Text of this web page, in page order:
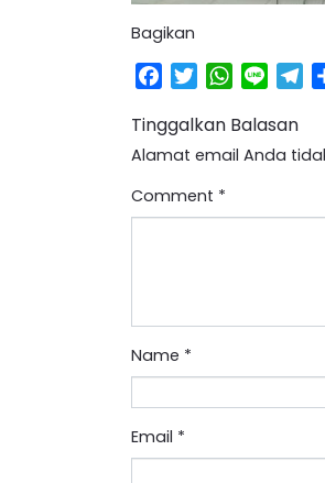
Bagikan
Facebook
TwitterWhatsApp
Line
Tinggalkan Balasan
Alamat email Anda
Comment *
Name *
Email *